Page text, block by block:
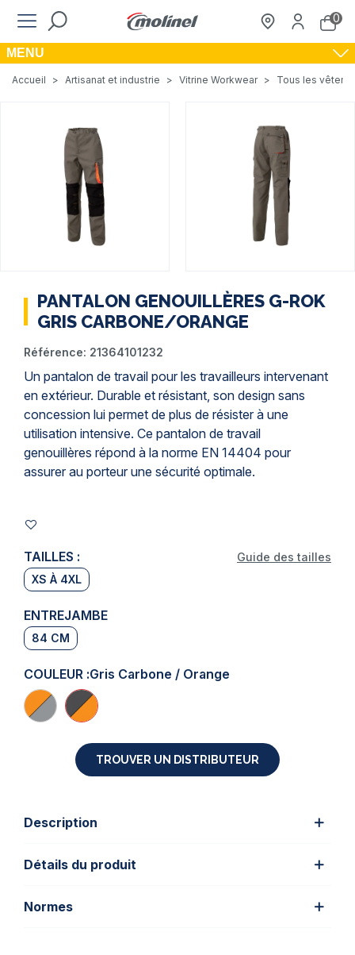
0
MENU
Accueil > Artisanat et industrie > Vitrine Workwear > Tous les
PANTALON GENOUILLÈRES G-ROK
GRIS CARBONE/ORANGE
Référence: 21364101232
Un pantalon de travail pour les travailleurs intervenant
en extérieur. Durable et résistant, son design sans
concession lui permet de plus de résister à une
utilisation intensive. Ce pantalon de travail
genouillères répond à la norme EN 14404 pour
assurer au porteur une sécurité optimale.
TAILLES :
XS À 4XL
Guide des tailles
ENTREJAMBE
84 CM
COULEUR :Gris Carbone / Orange
TROUVER UN DISTRIBUTEUR
Description
Détails du produit
Normes